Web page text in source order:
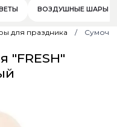
ВОЗДУШНЫЕ ШАРЫ
для праздника
"FRESH"